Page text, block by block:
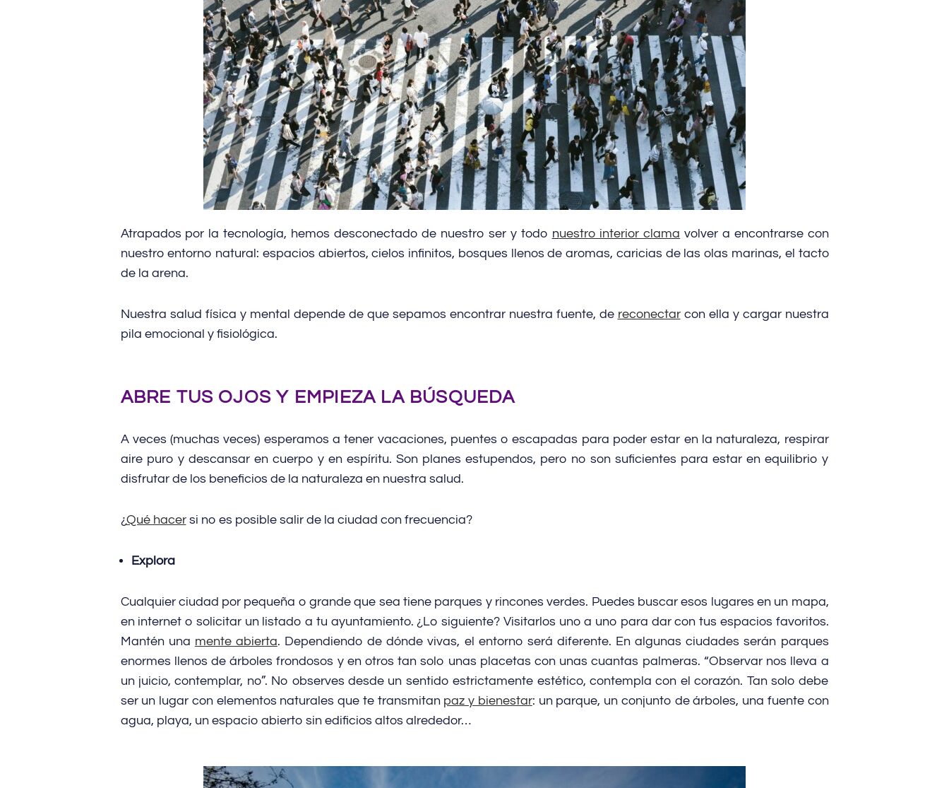
Atrapados por la tecnología, hemos desconectado de nuestro ser y todo nuestro interior clama volver a encontrarse con
nuestro entorno natural: espacios abiertos, cielos infinitos, bosques llenos de aromas, caricias de las olas marinas, el tacto
de la arena.
Nuestra salud física y mental depende de que sepamos encontrar nuestra fuente, de reconectarcon ella y cargar nuestra
pila emocional y fisiológica.
ABRE TUS OJOS Y EMPIEZA LA BÚSQUEDA
A veces (muchas veces) esperamos a tener vacaciones, puentes o escapadas para poder estar en la naturaleza, respirar
aire puro y descansar en cuerpo y en espíritu. Son planes estupendos, pero no son suficientes para estar en equilibrio y
disfrutar de los beneficios de la naturaleza en nuestra salud.
¿Qué hacersi no es posible salir de la ciudad con frecuencia?
Explora
Cualquier ciudad por pequeña o grande que sea tiene parques y rincones verdes. Puedes buscar esos lugares en un mapa,
en internet o solicitar un listado a tu ayuntamiento. ¿Lo siguiente? Visitarlos uno a uno para dar con tus espacios favoritos.
Mantén una mente abierta. Dependiendo de dónde vivas, el entorno será diferente. En algunas ciudades serán parques
enormes llenos de árboles frondosos y en otros tan solo unas placetas con unas cuantas palmeras. “Observar nos lleva a
un juicio, contemplar, no”. No observes desde un sentido estrictamente estético, contempla con el corazón. Tan solo debe
ser un lugar con elementos naturales que te transmitan paz y bienestar: un parque, un conjunto de árboles, una fuente con
agua, playa, un espacio abierto sin edificios altos alrededor…